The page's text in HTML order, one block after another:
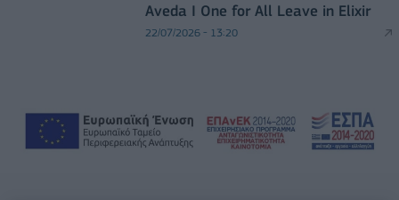
Aveda I One for All Leave in Elixir
22/07/2026 - 13:20